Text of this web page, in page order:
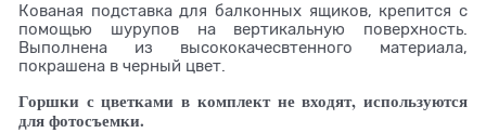
Кованая подставка для балконных ящиков, крепится с
помощью шурупов на вертикальную поверхность.
Выполнена из высококачесвтенного материала,
покрашена в черный цвет.
Горшки с цветками в комплект не входят, используются
для фотосъемки.